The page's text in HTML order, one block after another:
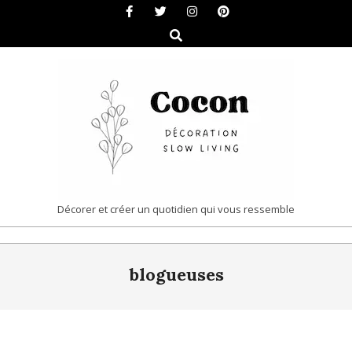
content
Search
COCON
|
DÉCORATION
Décorer et créer un quotidien qui vous ressemble
blogueuses